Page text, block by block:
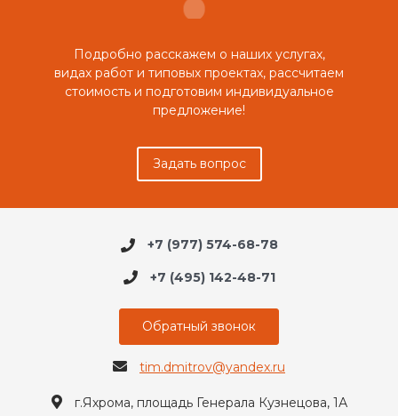
Подробно расскажем о наших услугах,
видах работ и типовых проектах, рассчитаем
стоимость и подготовим индивидуальное
предложение!
Задать вопрос
+7 (977) 574-68-78
+7 (495) 142-48-71
Обратный звонок
tim.dmitrov@yandex.ru
г.Яхрома, площадь Генерала Кузнецова, 1А